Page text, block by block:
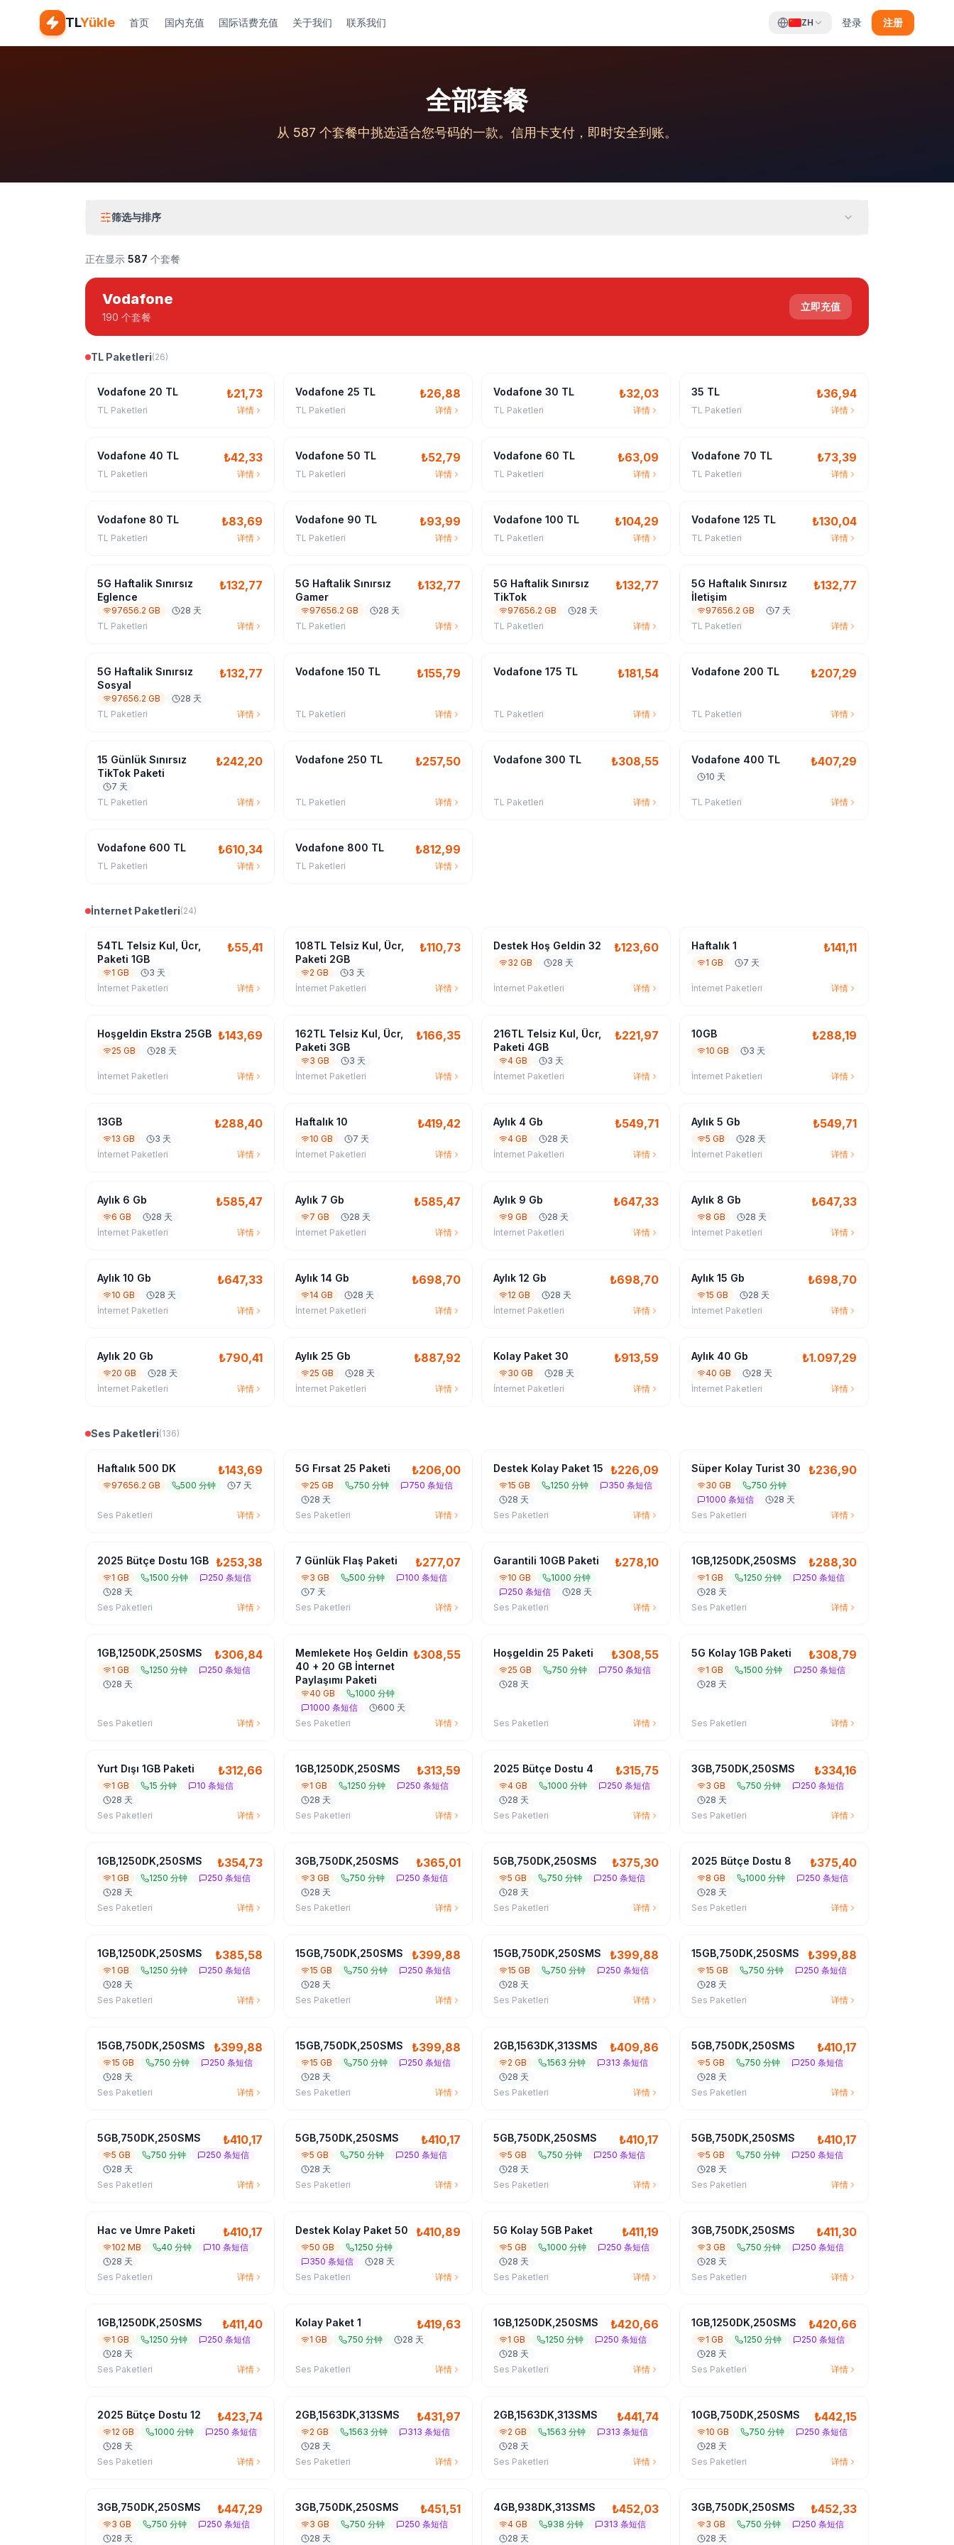
TLYükle 首页 国内充值 国际话费充值 关于我们 联系我们 ZH 登录 注册
全部套餐
从 587 个套餐中挑选适合您号码的一款。信用卡支付，即时安全到账。
筛选与排序
正在显示 587 个套餐
Vodafone
190 个套餐
立即充值
TL Paketleri(26)
Vodafone 20 TL ₺21,73
TL Paketleri 详情
Vodafone 25 TL ₺26,88
TL Paketleri 详情
Vodafone 30 TL ₺32,03
TL Paketleri 详情
35 TL ₺36,94
TL Paketleri 详情
Vodafone 40 TL ₺42,33
TL Paketleri 详情
Vodafone 50 TL ₺52,79
TL Paketleri 详情
Vodafone 60 TL ₺63,09
TL Paketleri 详情
Vodafone 70 TL ₺73,39
TL Paketleri 详情
Vodafone 80 TL ₺83,69
TL Paketleri 详情
Vodafone 90 TL ₺93,99
TL Paketleri 详情
Vodafone 100 TL ₺104,29
TL Paketleri 详情
Vodafone 125 TL ₺130,04
TL Paketleri 详情
5G Haftalik Sınırsız
Eglence
₺132,77
97656.2 GB
28 天
TL Paketleri
详情
5G Haftalik Sınırsız
Gamer
₺132,77
97656.2 GB
28 天
TL Paketleri
详情
5G Haftalik Sınırsız
TikTok
₺132,77
97656.2 GB
28 天
TL Paketleri
详情
5G Haftalık Sınırsız
İletişim
₺132,77
97656.2 GB
7 天
TL Paketleri
详情
5G Haftalik Sınırsız
Sosyal
₺132,77
97656.2 GB
28 天
TL Paketleri
详情
Vodafone 150 TL ₺155,79
TL Paketleri 详情
Vodafone 175 TL ₺181,54
TL Paketleri 详情
Vodafone 200 TL ₺207,29
TL Paketleri 详情
15 Günlük Sınırsız
TikTok Paketi
₺242,20
7 天
TL Paketleri
详情
Vodafone 250 TL ₺257,50
TL Paketleri 详情
Vodafone 300 TL ₺308,55
TL Paketleri 详情
Vodafone 400 TL ₺407,29
10 天
TL Paketleri 详情
Vodafone 600 TL ₺610,34
TL Paketleri 详情
Vodafone 800 TL ₺812,99
TL Paketleri 详情
İnternet Paketleri(24)
54TL Telsiz Kul, Ücr,
Paketi 1GB
₺55,41
1 GB
3 天
İnternet Paketleri
详情
108TL Telsiz Kul, Ücr,
Paketi 2GB
₺110,73
2 GB
3 天
İnternet Paketleri
详情
Destek Hoş Geldin 32 ₺123,60
32 GB 28 天
İnternet Paketleri 详情
Haftalık 1 ₺141,11
1 GB 7 天
İnternet Paketleri 详情
Hoşgeldin Ekstra 25GB ₺143,69
25 GB 28 天
İnternet Paketleri 详情
162TL Telsiz Kul, Ücr,
Paketi 3GB
₺166,35
3 GB
3 天
İnternet Paketleri
详情
216TL Telsiz Kul, Ücr,
Paketi 4GB
₺221,97
4 GB
3 天
İnternet Paketleri
详情
10GB ₺288,19
10 GB 3 天
İnternet Paketleri 详情
13GB ₺288,40
13 GB
3 天
İnternet Paketleri
详情
Haftalık 10 ₺419,42
10 GB
7 天
İnternet Paketleri
详情
Aylık 4 Gb ₺549,71
4 GB
28 天
İnternet Paketleri
详情
Aylık 5 Gb ₺549,71
5 GB
28 天
İnternet Paketleri
详情
Aylık 6 Gb ₺585,47
6 GB
28 天
İnternet Paketleri
详情
Aylık 7 Gb ₺585,47
7 GB
28 天
İnternet Paketleri
详情
Aylık 9 Gb ₺647,33
9 GB
28 天
İnternet Paketleri
详情
Aylık 8 Gb ₺647,33
8 GB
28 天
İnternet Paketleri
详情
Aylık 10 Gb ₺647,33
10 GB
28 天
İnternet Paketleri
详情
Aylık 14 Gb ₺698,70
14 GB
28 天
İnternet Paketleri
详情
Aylık 12 Gb ₺698,70
12 GB
28 天
İnternet Paketleri
详情
Aylık 15 Gb ₺698,70
15 GB
28 天
İnternet Paketleri
详情
Aylık 20 Gb ₺790,41
20 GB
28 天
İnternet Paketleri
详情
Aylık 25 Gb ₺887,92
25 GB
28 天
İnternet Paketleri
详情
Kolay Paket 30 ₺913,59
30 GB
28 天
İnternet Paketleri
详情
Aylık 40 Gb ₺1.097,29
40 GB
28 天
İnternet Paketleri
详情
Ses Paketleri(136)
Haftalık 500 DK ₺143,69
97656.2 GB 500 分钟 7 天
Ses Paketleri 详情
5G Fırsat 25 Paketi ₺206,00
25 GB 750 分钟
750 条短信
28 天
Ses Paketleri
详情
Destek Kolay Paket 15 ₺226,09
15 GB 1250 分钟
350 条短信
28 天
Ses Paketleri
详情
Süper Kolay Turist 30 ₺236,90
30 GB
750 分钟
1000 条短信
28 天
Ses Paketleri
详情
2025 Bütçe Dostu 1GB ₺253,38
1 GB 1500 分钟
250 条短信
28 天
Ses Paketleri
详情
7 Günlük Flaş Paketi ₺277,07
3 GB 500 分钟
100 条短信
7 天
Ses Paketleri
详情
Garantili 10GB Paketi ₺278,10
10 GB
1000 分钟
250 条短信
28 天
Ses Paketleri
详情
1GB,1250DK,250SMS ₺288,30
1 GB 1250 分钟
250 条短信
28 天
Ses Paketleri
详情
1GB,1250DK,250SMS ₺306,84
1 GB 1250 分钟
250 条短信
28 天
Ses Paketleri 详情
Memlekete Hoş Geldin
40 + 20 GB İnternet
Paylaşımı Paketi
₺308,55
40 GB
1000 分钟
1000 条短信
600 天
Ses Paketleri
详情
Hoşgeldin 25 Paketi ₺308,55
25 GB 750 分钟
750 条短信
28 天
Ses Paketleri 详情
5G Kolay 1GB Paketi ₺308,79
1 GB 1500 分钟
250 条短信
28 天
Ses Paketleri 详情
Yurt Dışı 1GB Paketi ₺312,66
1 GB 15 分钟
10 条短信
28 天
Ses Paketleri
详情
1GB,1250DK,250SMS ₺313,59
1 GB 1250 分钟
250 条短信
28 天
Ses Paketleri
详情
2025 Bütçe Dostu 4 ₺315,75
4 GB 1000 分钟
250 条短信
28 天
Ses Paketleri
详情
3GB,750DK,250SMS ₺334,16
3 GB 750 分钟
250 条短信
28 天
Ses Paketleri
详情
1GB,1250DK,250SMS ₺354,73
1 GB 1250 分钟
250 条短信
28 天
Ses Paketleri
详情
3GB,750DK,250SMS ₺365,01
3 GB 750 分钟
250 条短信
28 天
Ses Paketleri
详情
5GB,750DK,250SMS ₺375,30
5 GB 750 分钟
250 条短信
28 天
Ses Paketleri
详情
2025 Bütçe Dostu 8 ₺375,40
8 GB 1000 分钟
250 条短信
28 天
Ses Paketleri
详情
1GB,1250DK,250SMS ₺385,58
1 GB 1250 分钟
250 条短信
28 天
Ses Paketleri
详情
15GB,750DK,250SMS ₺399,88
15 GB 750 分钟
250 条短信
28 天
Ses Paketleri
详情
15GB,750DK,250SMS ₺399,88
15 GB 750 分钟
250 条短信
28 天
Ses Paketleri
详情
15GB,750DK,250SMS ₺399,88
15 GB 750 分钟
250 条短信
28 天
Ses Paketleri
详情
15GB,750DK,250SMS ₺399,88
15 GB 750 分钟
250 条短信
28 天
Ses Paketleri
详情
15GB,750DK,250SMS ₺399,88
15 GB 750 分钟
250 条短信
28 天
Ses Paketleri
详情
2GB,1563DK,313SMS ₺409,86
2 GB 1563 分钟
313 条短信
28 天
Ses Paketleri
详情
5GB,750DK,250SMS ₺410,17
5 GB 750 分钟
250 条短信
28 天
Ses Paketleri
详情
5GB,750DK,250SMS ₺410,17
5 GB 750 分钟
250 条短信
28 天
Ses Paketleri
详情
5GB,750DK,250SMS ₺410,17
5 GB 750 分钟
250 条短信
28 天
Ses Paketleri
详情
5GB,750DK,250SMS ₺410,17
5 GB 750 分钟
250 条短信
28 天
Ses Paketleri
详情
5GB,750DK,250SMS ₺410,17
5 GB 750 分钟
250 条短信
28 天
Ses Paketleri
详情
Hac ve Umre Paketi ₺410,17
102 MB 40 分钟
10 条短信
28 天
Ses Paketleri
详情
Destek Kolay Paket 50 ₺410,89
50 GB
1250 分钟
350 条短信
28 天
Ses Paketleri
详情
5G Kolay 5GB Paket ₺411,19
5 GB 1000 分钟
250 条短信
28 天
Ses Paketleri
详情
3GB,750DK,250SMS ₺411,30
3 GB 750 分钟
250 条短信
28 天
Ses Paketleri
详情
1GB,1250DK,250SMS ₺411,40
1 GB 1250 分钟
250 条短信
28 天
Ses Paketleri
详情
Kolay Paket 1 ₺419,63
1 GB 750 分钟 28 天
Ses Paketleri 详情
1GB,1250DK,250SMS ₺420,66
1 GB 1250 分钟
250 条短信
28 天
Ses Paketleri
详情
1GB,1250DK,250SMS ₺420,66
1 GB 1250 分钟
250 条短信
28 天
Ses Paketleri
详情
2025 Bütçe Dostu 12 ₺423,74
12 GB 1000 分钟
250 条短信
28 天
Ses Paketleri
详情
2GB,1563DK,313SMS ₺431,97
2 GB 1563 分钟
313 条短信
28 天
Ses Paketleri
详情
2GB,1563DK,313SMS ₺441,74
2 GB 1563 分钟
313 条短信
28 天
Ses Paketleri
详情
10GB,750DK,250SMS ₺442,15
10 GB 750 分钟
250 条短信
28 天
Ses Paketleri
详情
3GB,750DK,250SMS ₺447,29
3 GB 750 分钟
250 条短信
28 天
3GB,750DK,250SMS ₺451,51
3 GB 750 分钟
250 条短信
28 天
4GB,938DK,313SMS ₺452,03
4 GB 938 分钟
313 条短信
28 天
3GB,750DK,250SMS ₺452,33
3 GB 750 分钟
250 条短信
28 天